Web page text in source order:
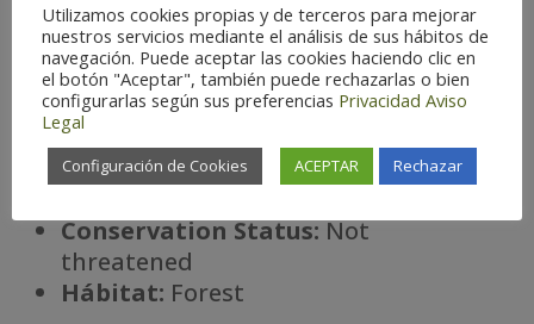
Observation difficulty:
Status:Resident
Conservation Status:Not
threatened
Hábitat: Forest
Utilizamos cookies propias y de terceros para mejorar
nuestros servicios mediante el análisis de sus hábitos de
navegación. Puede aceptar las cookies haciendo clic en
el botón "Aceptar", también puede rechazarlas o bien
configurarlas según sus preferencias Privacidad Aviso
Legal
Configuración de Cookies ACEPTAR Rechazar